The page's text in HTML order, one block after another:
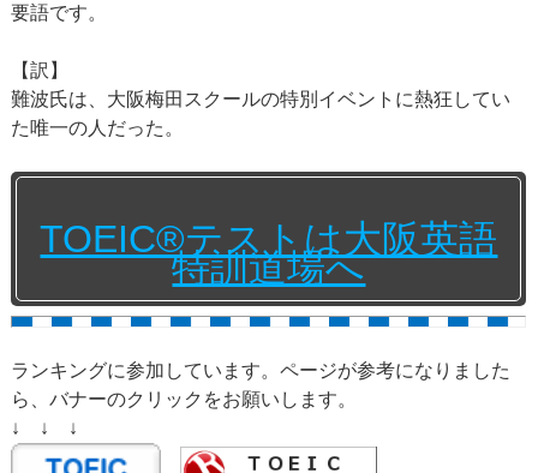
要語です。
【訳】
難波氏は、大阪梅田スクールの特別イベントに熱狂してい
た唯一の人だった。
TOEIC®テストは大阪英語
特訓道場へ
ランキングに参加しています。ページが参考になりました
ら、バナーのクリックをお願いします。
↓ ↓ ↓